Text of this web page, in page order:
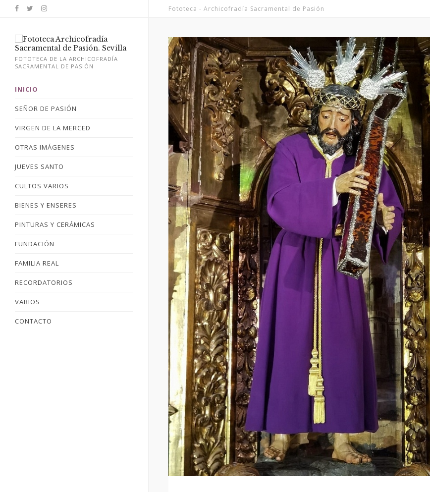
Fototeca - Archicofradía Sacramental de Pasión
FOTOTECA DE LA ARCHICOFRADÍA
SACRAMENTAL DE PASIÓN
INICIO
SEÑOR DE PASIÓN
VIRGEN DE LA MERCED
OTRAS IMÁGENES
JUEVES SANTO
CULTOS VARIOS
BIENES Y ENSERES
PINTURAS Y CERÁMICAS
FUNDACIÓN
FAMILIA REAL
RECORDATORIOS
VARIOS
CONTACTO